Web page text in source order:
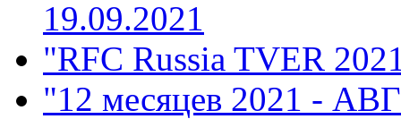
19.09.2021
"RFC Russia TVER
"12 месяцев 2021 -